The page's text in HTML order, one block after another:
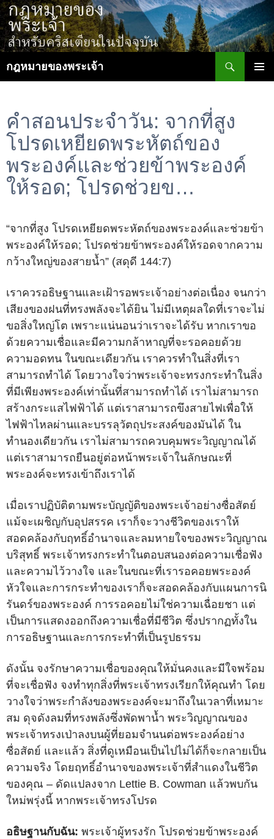
ข้าม
ไป
ยัง
กฎหมายของพระเจ้า
คำสอนประจำวัน: จากที่สูง
โปรดเหยียดพระหัตถ์ของ
พระองค์และช่วยข้าพระองค์
ให้รอด; โปรดช่วยข…
“จากที่สูง โปรดเหยียดพระหัตถ์ของพระองค์และช่วยข้า
พระองค์ให้รอด; โปรดช่วยข้าพระองค์ให้รอดจากความ
กว้างใหญ่ของสายน้ำ” (สดุดี 144:7)
เราควรอธิษฐานและเฝ้ารอพระเจ้าอย่างต่อเนื่อง จนกว่า
เสียงของฝนที่ทรงพลังจะได้ยิน ไม่มีเหตุผลใดที่เราจะไม่
ขอสิ่งใหญ่โต เพราะแน่นอนว่าเราจะได้รับ หากเราขอ
ด้วยความเชื่อและมีความกล้าหาญที่จะรอคอยด้วย
ความอดทน ในขณะเดียวกัน เราควรทำในสิ่งที่เรา
สามารถทำได้ โดยวางใจว่าพระเจ้าจะทรงกระทำในสิ่ง
ที่มีเพียงพระองค์เท่านั้นที่สามารถทำได้ เราไม่สามารถ
สร้างกระแสไฟฟ้าได้ แต่เราสามารถขึงสายไฟเพื่อให้
ไฟฟ้าไหลผ่านและบรรลุวัตถุประสงค์ของมันได้ ใน
ทำนองเดียวกัน เราไม่สามารถควบคุมพระวิญญาณได้
แต่เราสามารถยืนอยู่ต่อหน้าพระเจ้าในลักษณะที่
พระองค์จะทรงเข้าถึงเราได้
เมื่อเราปฏิบัติตามพระบัญญัติของพระเจ้าอย่างซื่อสัตย์
แม้จะเผชิญกับอุปสรรค เราก็จะวางชีวิตของเราให้
สอดคล้องกับฤทธิ์อำนาจและลมหายใจของพระวิญญาณ
บริสุทธิ์ พระเจ้าทรงกระทำในตอบสนองต่อความเชื่อฟัง
และความไว้วางใจ และในขณะที่เรารอคอยพระองค์
หัวใจและการกระทำของเราก็จะสอดคล้องกับแผนการนิ
รันดร์ของพระองค์ การรอคอยไม่ใช่ความเฉื่อยชา แต่
เป็นการแสดงออกถึงความเชื่อที่มีชีวิต ซึ่งปรากฏทั้งใน
การอธิษฐานและการกระทำที่เป็นรูปธรรม
ดังนั้น จงรักษาความเชื่อของคุณให้มั่นคงและมีใจพร้อม
ที่จะเชื่อฟัง จงทำทุกสิ่งที่พระเจ้าทรงเรียกให้คุณทำ โดย
วางใจว่าพระกำลังของพระองค์จะมาถึงในเวลาที่เหมาะ
สม ดุจดังลมที่ทรงพลังซึ่งพัดพาน้ำ พระวิญญาณของ
พระเจ้าทรงเป่าลงบนผู้ที่ยอมจำนนต่อพระองค์อย่าง
ซื่อสัตย์ และแล้ว สิ่งที่ดูเหมือนเป็นไปไม่ได้ก็จะกลายเป็น
ความจริง โดยฤทธิ์อำนาจของพระเจ้าที่สำแดงในชีวิต
ของคุณ – ดัดแปลงจาก Lettie B. Cowman แล้วพบกัน
ใหม่พรุ่งนี้ หากพระเจ้าทรงโปรด
อธิษฐานกับฉัน: พระเจ้าผู้ทรงรัก โปรดช่วยข้าพระองค์